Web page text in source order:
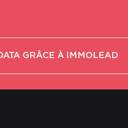
GRÂCE À IMMOLEAD